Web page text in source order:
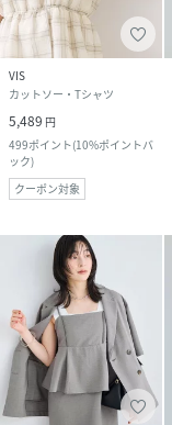
VIS
カットソー・Tシャツ
5,489 円
499ポイント(10%ポイントバ
ック)
クーポン対象